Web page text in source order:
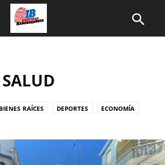
SALUD
RAÍCES DEPORTES
ECONOMÍA
REGIONAL REGIONALES
SALUD